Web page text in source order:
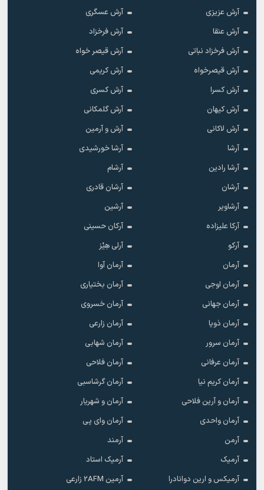
آرش عزیزی
آرش عسگری
آرش عنقا
آرش فرخزاد
آرش فرخزاد نباتی
آرش قیصر خواه
آرش قیصرخواه
آرش کریمی
آرش کسرا
آرش کسری
آرش کیهان
آرش گلمکانی
آرش لاکانی
آرش و آرمین
آرشا
آرشا خورشیدی
آرشا رادین
آرشام
آرشان
آرشان قادری
آرشاویر
آرشین
آرکا علیزاده
آرکان حسینی
آرکو
آرلی هِیْز
آرمان
آرمان آوا
آرمان اوجی
آرمان بختیاری
آرمان جهانی
آرمان خسروی
آرمان ذویا
آرمان زارعی
آرمان سرور
آرمان شهابی
آرمان عرفانی
آرمان فلاحی
آرمان کریم نیا
آرمان گرشاسبی
آرمان و آرین فلاحی
آرمان و شهریار
آرمان واحدی
آرمان وای پی
آرمن
آرمند
آرمیک
آرمیک استاد
آرمیکس و ارین دوانادرا
آرمین 2AFM زارعی